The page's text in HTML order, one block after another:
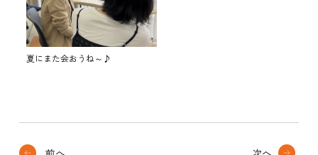
夏にまた会おうね～♪